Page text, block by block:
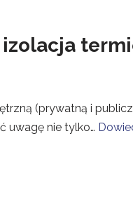
(prywatną i
uwagę nie tylko…